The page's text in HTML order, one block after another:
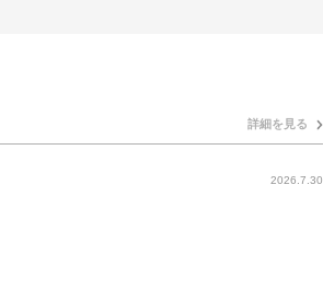
詳細を見る
2026.7.30